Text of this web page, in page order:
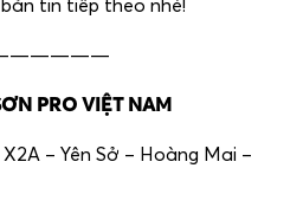
tin tiếp theo nhé!
PRO VIỆT NAM
X2A – Yên Sở – Hoàng Mai –